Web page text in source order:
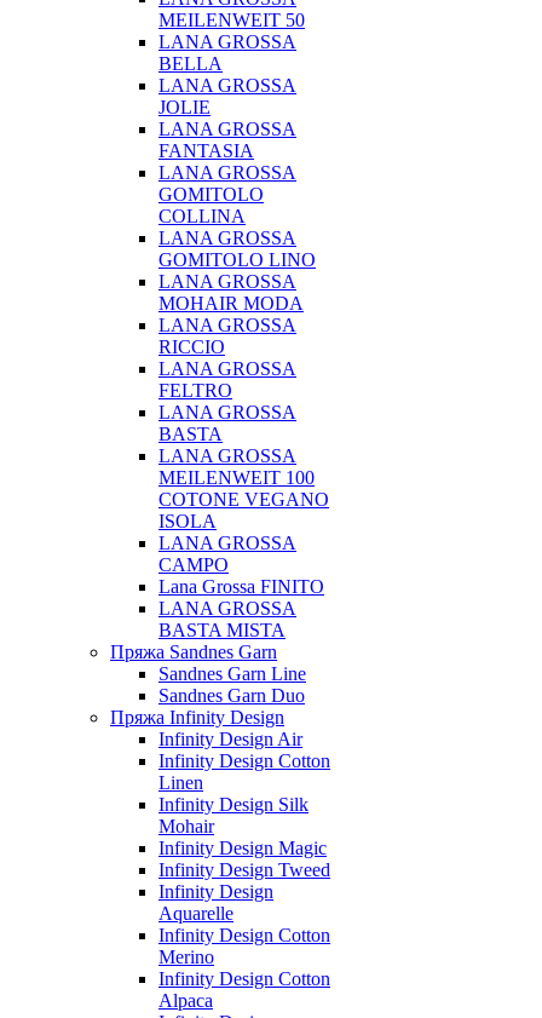
MEILENWEIT 50
LANA GROSSA
BELLA
LANA GROSSA
JOLIE
LANA GROSSA
FANTASIA
LANA GROSSA
GOMITOLO
COLLINA
LANA GROSSA
GOMITOLO LINO
LANA GROSSA
MOHAIR MODA
LANA GROSSA
RICCIO
LANA GROSSA
FELTRO
LANA GROSSA
BASTA
LANA GROSSA
MEILENWEIT 100
COTONE VEGANO
ISOLA
LANA GROSSA
CAMPO
Lana Grossa FINITO
LANA GROSSA
BASTA MISTA
Пряжа Sandnes Garn
Sandnes Garn Line
Sandnes Garn Duo
Пряжа Infinity Design
Infinity Design Air
Infinity Design Cotton
Linen
Infinity Design Silk
Mohair
Infinity Design Magic
Infinity Design Tweed
Infinity Design
Aquarelle
Infinity Design Cotton
Merino
Infinity Design Cotton
Alpaca